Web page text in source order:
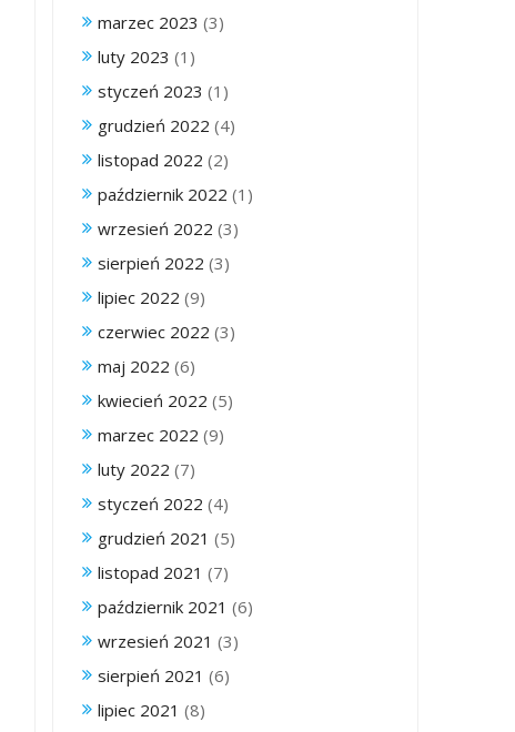
marzec 2023 (3)
luty 2023 (1)
styczeń 2023 (1)
grudzień 2022 (4)
listopad 2022 (2)
październik 2022 (1)
wrzesień 2022 (3)
sierpień 2022 (3)
lipiec 2022 (9)
czerwiec 2022 (3)
maj 2022 (6)
kwiecień 2022 (5)
marzec 2022 (9)
luty 2022 (7)
styczeń 2022 (4)
grudzień 2021 (5)
listopad 2021 (7)
październik 2021 (6)
wrzesień 2021 (3)
sierpień 2021 (6)
lipiec 2021 (8)